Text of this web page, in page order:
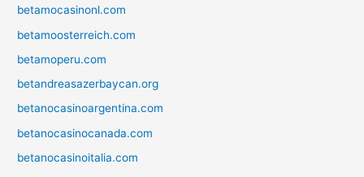
betamocasinonl.com
betamoosterreich.com
betamoperu.com
betandreasazerbaycan.org
betanocasinoargentina.com
betanocasinocanada.com
betanocasinoitalia.com